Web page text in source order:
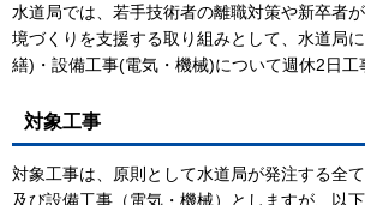
水道局では、若手技術者の離職対策や新卒者
境づくりを支援する取り組みとして、水道局
繕)・設備工事(電気・機械)について週休2日工
対象工事
対象工事は、原則として水道局が発注する全て
及び設備工事（電気・機械）としますが、以下